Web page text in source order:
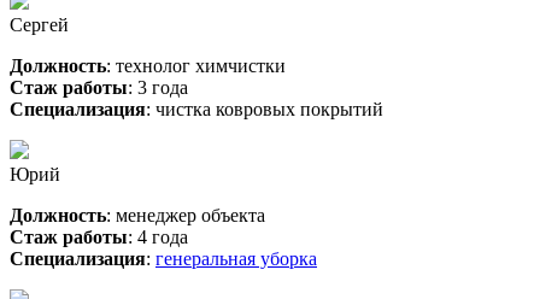
Сергей
Должность: технолог химчистки
Стаж работы: 3 года
Специализация: чистка ковровых покрытий
Юрий
Должность: менеджер объекта
Стаж работы: 4 года
Специализация: генеральная уборка